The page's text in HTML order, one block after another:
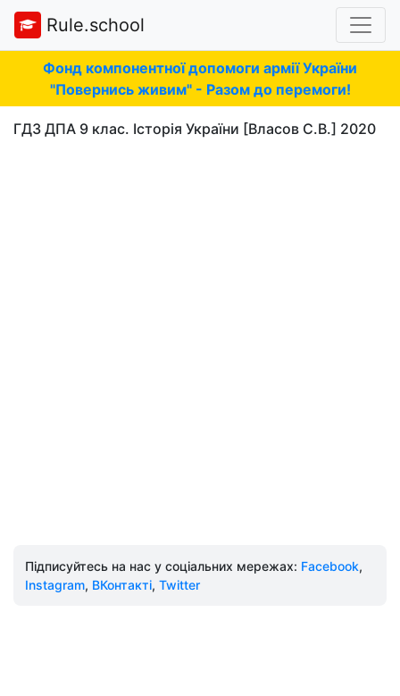
Rule.school
Фонд компонентної допомоги армії України
"Повернись живим" - Разом до перемоги!
ГДЗ ДПА 9 клас. Історія України [Власов С.В.] 2020
Підписуйтесь на нас у соціальних мережах: Facebook,
Instagram, ВКонтакті, Twitter